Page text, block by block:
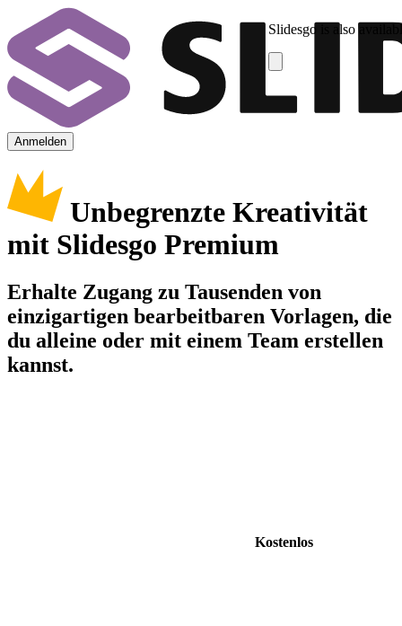
Slidesgo is also
Anmelden
Unbegrenzte Kreativität
mit Slidesgo Premium
Erhalte Zugang zu Tausenden von
einzigartigen bearbeitbaren Vorlagen, die
du alleine oder mit einem Team erstellen
kannst.
Kostenlos